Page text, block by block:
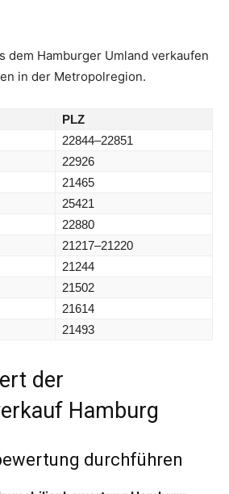
dem Hamburger Umland verkaufen
in der Metropolregion.
PLZ
22844–22851
22926
21465
25421
22880
21217–21220
21244
21502
21614
21493
der
Hamburg
durchführen